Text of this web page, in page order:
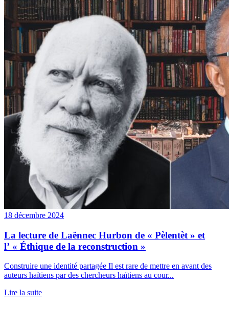
18 décembre 2024
La lecture de Laënnec Hurbon de « Pèlentèt » et
l’ « Éthique de la reconstruction »
Construire une identité partagée Il est rare de mettre en avant des
auteurs haïtiens par des chercheurs haïtiens au cour...
Lire la suite